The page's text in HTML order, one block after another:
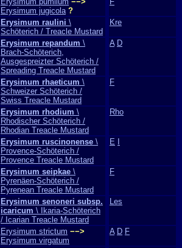
Erysimum jugicola ?
Erysimum raulini \
Schöterich / Treacle Mustard
Kre
Erysimum repandum \
Brach-Schöterich,
Ausgespreizter Schöterich /
Spreading Treacle Mustard
A D
Erysimum rhaeticum \
Schweizer Schöterich /
Swiss Treacle Mustard
F
Erysimum rhodium \
Rhodischer Schöterich /
Rhodian Treacle Mustard
Rho
Erysimum ruscinonense \
Provence-Schöterich /
Provence Treacle Mustard
E
Erysimum seipkae \
Pyrenäen-Schöterich /
Pyrenean Treacle Mustard
F
Erysimum senoneri subsp.
icaricum \ Ikaria-Schöterich
/ Icarian Treacle Mustard
Les
Erysimum strictum −−>
Erysimum virgatum
A D F